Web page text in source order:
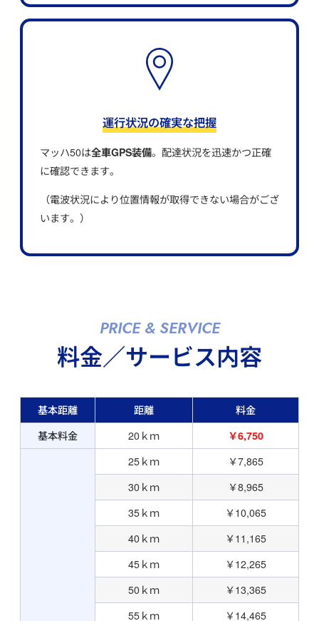
運行状況の確実な把握
マッハ50は全車GPS装備。配達状況を迅速かつ正確
に確認できます。
（電波状況により位置情報が取得できない場合がござ
います。）
PRICE & SERVICE
料金／サービス内容
基本距離 距離
料金
基本料金
20ｋｍ
￥6,750
25ｋｍ
￥7,865
30ｋｍ
￥8,965
35ｋｍ
￥10,065
40ｋｍ
￥11,165
45ｋｍ
￥12,265
50ｋｍ
￥13,365
55ｋｍ
￥14,465